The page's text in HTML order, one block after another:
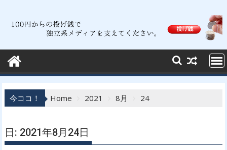
今ココ！ Home 2021 8月 24
日: 2021年8月24日